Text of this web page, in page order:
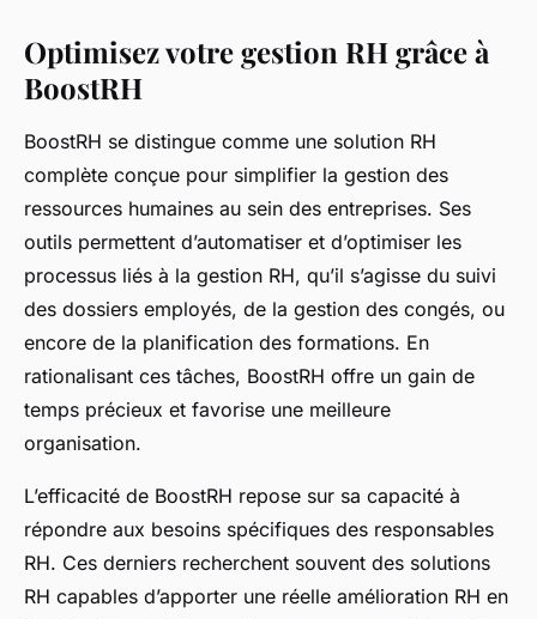
Optimisez votre gestion RH grâce à
BoostRH
BoostRH se distingue comme une solution RH
complète conçue pour simplifier la gestion des
ressources humaines au sein des entreprises. Ses
outils permettent d’automatiser et d’optimiser les
processus liés à la gestion RH, qu’il s’agisse du suivi
des dossiers employés, de la gestion des congés, ou
encore de la planification des formations. En
rationalisant ces tâches, BoostRH offre un gain de
temps précieux et favorise une meilleure
organisation.
L’efficacité de BoostRH repose sur sa capacité à
répondre aux besoins spécifiques des responsables
RH. Ces derniers recherchent souvent des solutions
RH capables d’apporter une réelle amélioration RH en